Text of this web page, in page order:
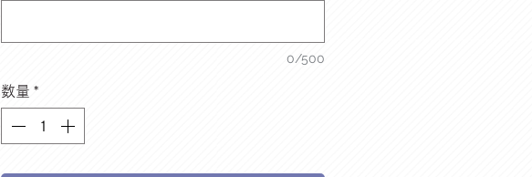
0/500
数量 *